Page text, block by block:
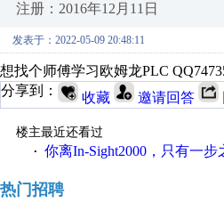
注册：2016年12月11日
发表于：2022-05-09 20:48:11
想找个师傅学习欧姆龙PLC
分享到：
收藏 邀请回答
楼主最近还看过
· 你离In-Sight2000，只有一步
热门招聘